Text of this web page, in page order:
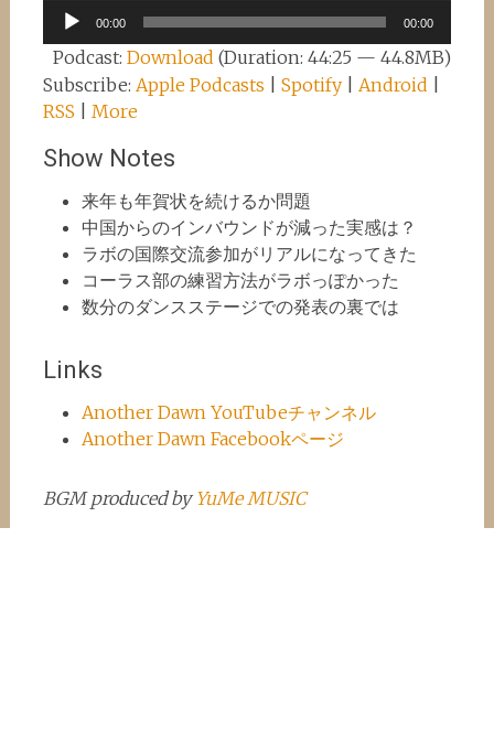
Audio
Player
00:00 00:00
Podcast:Download (Duration: 44:25 — 44.8MB)
Subscribe: Apple Podcasts Spotify| Android
RSS
More
Show Notes
来年も年賀状を続けるか問題
中国からのインバウンドが減った実感は？
ラボの国際交流参加がリアルになってきた
コーラス部の練習方法がラボっぽかった
数分のダンスステージでの発表の裏では
Links
Another Dawn YouTubeチャンネル
Another Dawn Facebookページ
BGM produced byYuMe MUSIC